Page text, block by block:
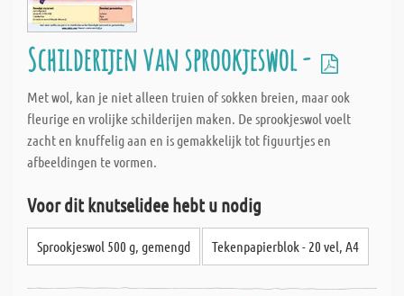
Schilderijen van sprookjeswol -
Met wol, kan je niet alleen truien of sokken breien, maar ook
fleurige en vrolijke schilderijen maken. De sprookjeswol voelt
zacht en knuffelig aan en is gemakkelijk tot figuurtjes en
afbeeldingen te vormen.
Voor dit knutselidee hebt u nodig
Sprookjeswol 500 g, gemengd Tekenpapierblok - 20 vel, A4